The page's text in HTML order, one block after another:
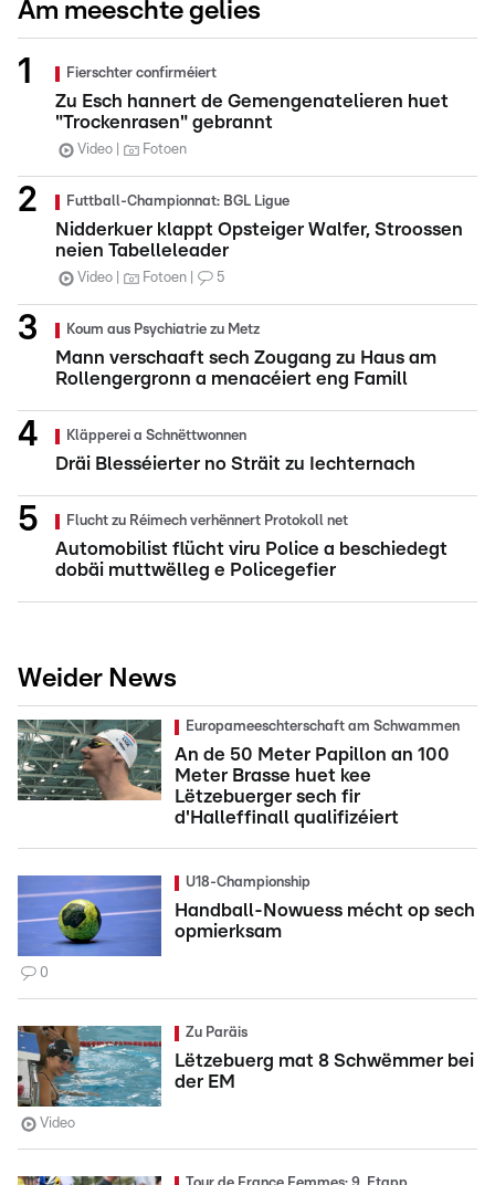
Am meeschte gelies
Fierschter confirméiert
Zu Esch hannert de Gemengenatelieren huet
"Trockenrasen" gebrannt
Video Fotoen
Futtball-Championnat: BGL Ligue
Nidderkuer klappt Opsteiger Walfer, Stroossen
neien Tabelleleader
Video Fotoen 5
Koum aus Psychiatrie zu Metz
Mann verschaaft sech Zougang zu Haus am
Rollengergronn a menacéiert eng Famill
Kläpperei a Schnëttwonnen
Dräi Blesséierter no Sträit zu Iechternach
Flucht zu Réimech verhënnert Protokoll net
Automobilist flücht viru Police a beschiedegt
dobäi muttwëlleg e Policegefier
Weider News
Europameeschterschaft am Schwammen
An de 50 Meter Papillon an 100
Meter Brasse huet kee
Lëtzebuerger sech fir
d'Halleffinall qualifizéiert
U18-Championship
Handball-Nowuess mécht op sech
opmierksam
0
Zu Paräis
Lëtzebuerg mat 8 Schwëmmer bei
der EM
Video